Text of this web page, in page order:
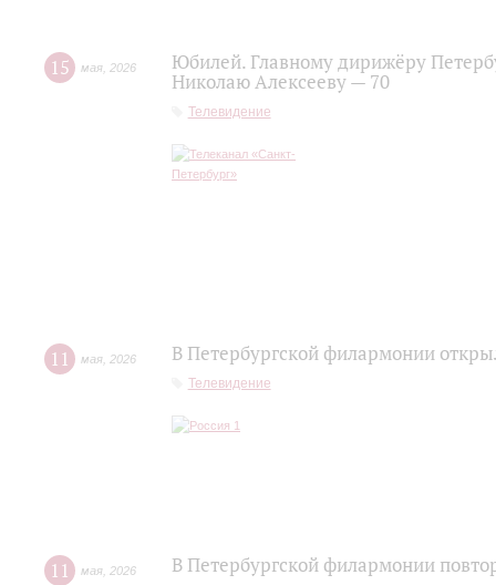
15 мая 2026
Юбилей. Главному дирижёру
Николаю Алексееву — 70
Телевидение
11 мая 2026 В Петербургской филармонии
Телевидение
11 мая 2026 В Петербургской филармонии